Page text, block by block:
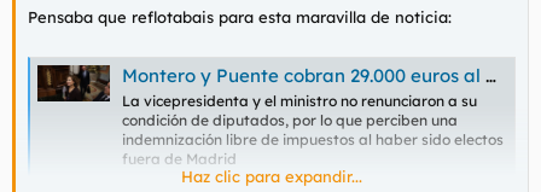
Pensaba que reflotabais para esta maravilla de noticia:
Montero y Puente cobran 29.000 euros al año del Congreso para vivienda aunque residen en casas oficiales
La vicepresidenta y el ministro no renunciaron a su
condición de diputados, por lo que perciben una
indemnización libre de impuestos al haber sido electos
fuera de Madrid
www.abc.es
Haz clic para expandir...